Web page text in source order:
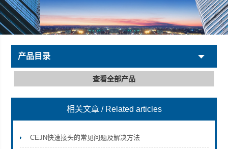
产品目录
查看全部产品
相关文章 / Related articles
CEJN快速接头的常见问题及解决方法